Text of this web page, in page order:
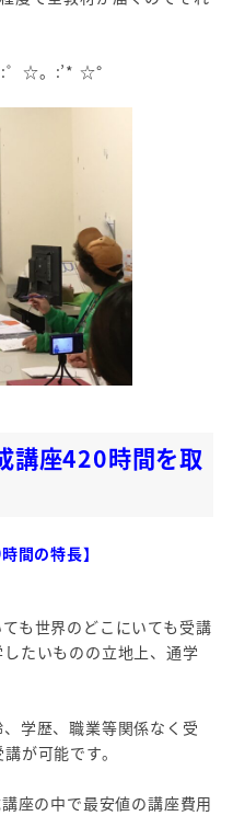
:゜☆。:’* ☆°
講座420時間を取
間の特長】
も世界のどこにいても受講
たいものの立地上、通学
学歴、職業等関係なく受
が可能です。
座の中で最安値の講座費用